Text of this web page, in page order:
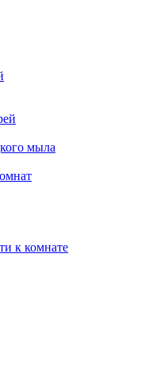
мыла
к комнате